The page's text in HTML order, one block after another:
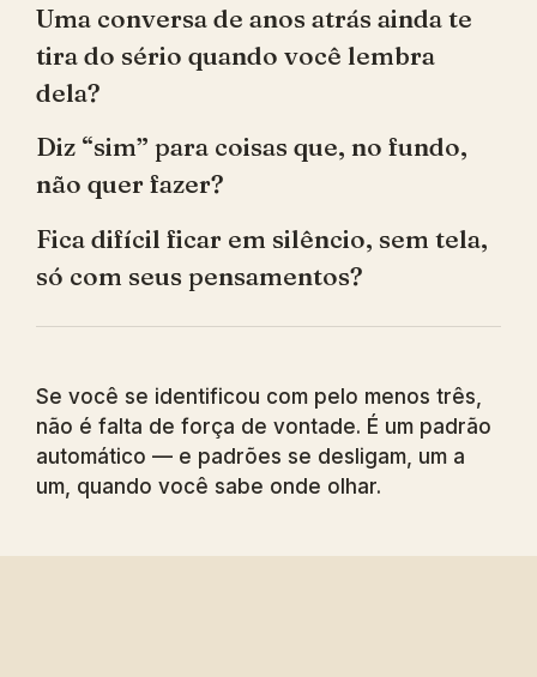
Uma conversa de anos atrás ainda te
tira do sério quando você lembra
dela?
Diz “sim” para coisas que, no fundo,
não quer fazer?
Fica difícil ficar em silêncio, sem tela,
só com seus pensamentos?
Se você se identificou com pelo menos três,
não é falta de força de vontade. É um padrão
automático — e padrões se desligam, um a
um, quando você sabe onde olhar.